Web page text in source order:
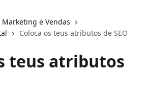
Marketing e Vendas
Coloca os teus atributos de SEO
teus atributos